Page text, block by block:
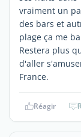
vraiment un
des bars et
plage ça me
Restera plus
d'aller
France.
Réagir